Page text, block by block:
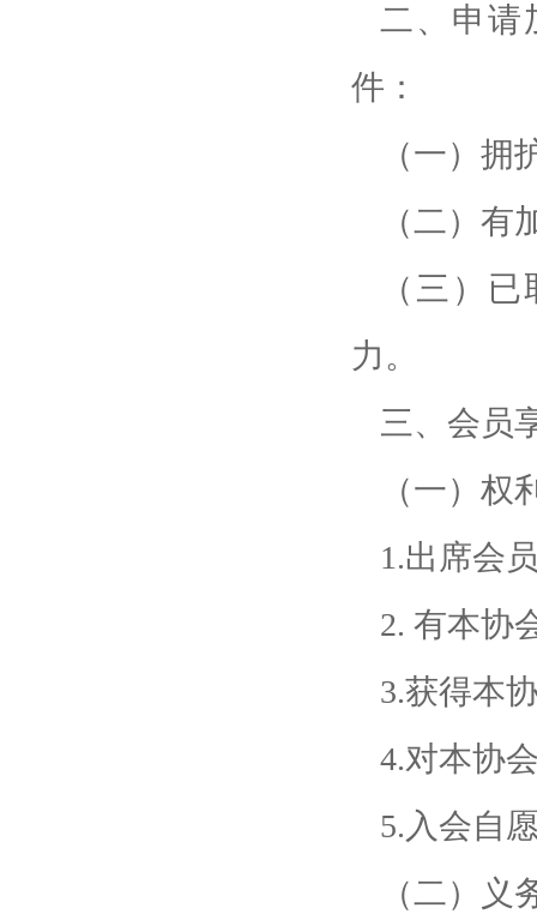
二、申请
件：
（一）拥
（二）有
（三）
力。
三、会员
（一）权
1.出席会
2. 有本协
3.获得本
4.对本协
5.入会自
（二）义